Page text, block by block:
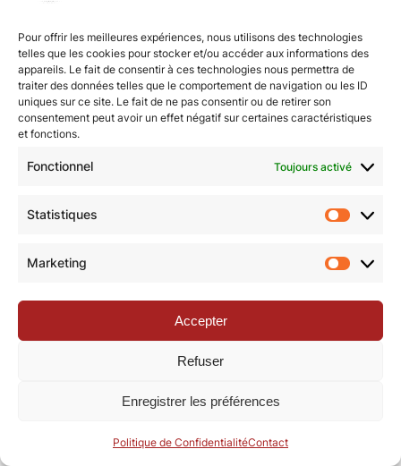
Pour offrir les meilleures expériences, nous utilisons des technologies
telles que les cookies pour stocker et/ou accéder aux informations des
appareils. Le fait de consentir à ces technologies nous permettra de
traiter des données telles que le comportement de navigation ou les ID
uniques sur ce site. Le fait de ne pas consentir ou de retirer son
consentement peut avoir un effet négatif sur certaines caractéristiques
et fonctions.
Fonctionnel Toujours activé
Statistiques
Marketing
Accepter
Refuser
Enregistrer les préférences
Politique de ConfidentialitéContact
© Revue de la Toile 2018 – 2026 | Thème Mesa WPEX par
WPExplorer